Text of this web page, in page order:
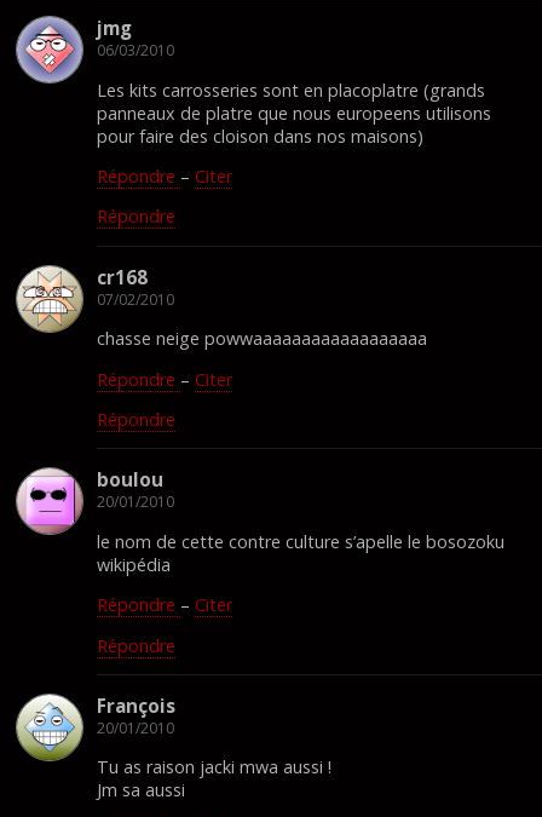
jmg
06/03/2010
Les kits carrosseries sont en placoplatre (grands
panneaux de platre que nous europeens utilisons
pour faire des cloison dans nos maisons)
Répondre – Citer
Répondre
cr168
07/02/2010
chasse neige powwaaaaaaaaaaaaaaaaaa
Répondre – Citer
Répondre
boulou
20/01/2010
le nom de cette contre culture s’apelle le bosozoku
wikipédia
Répondre – Citer
Répondre
François
20/01/2010
Tu as raison jacki mwa aussi !
Jm sa aussi